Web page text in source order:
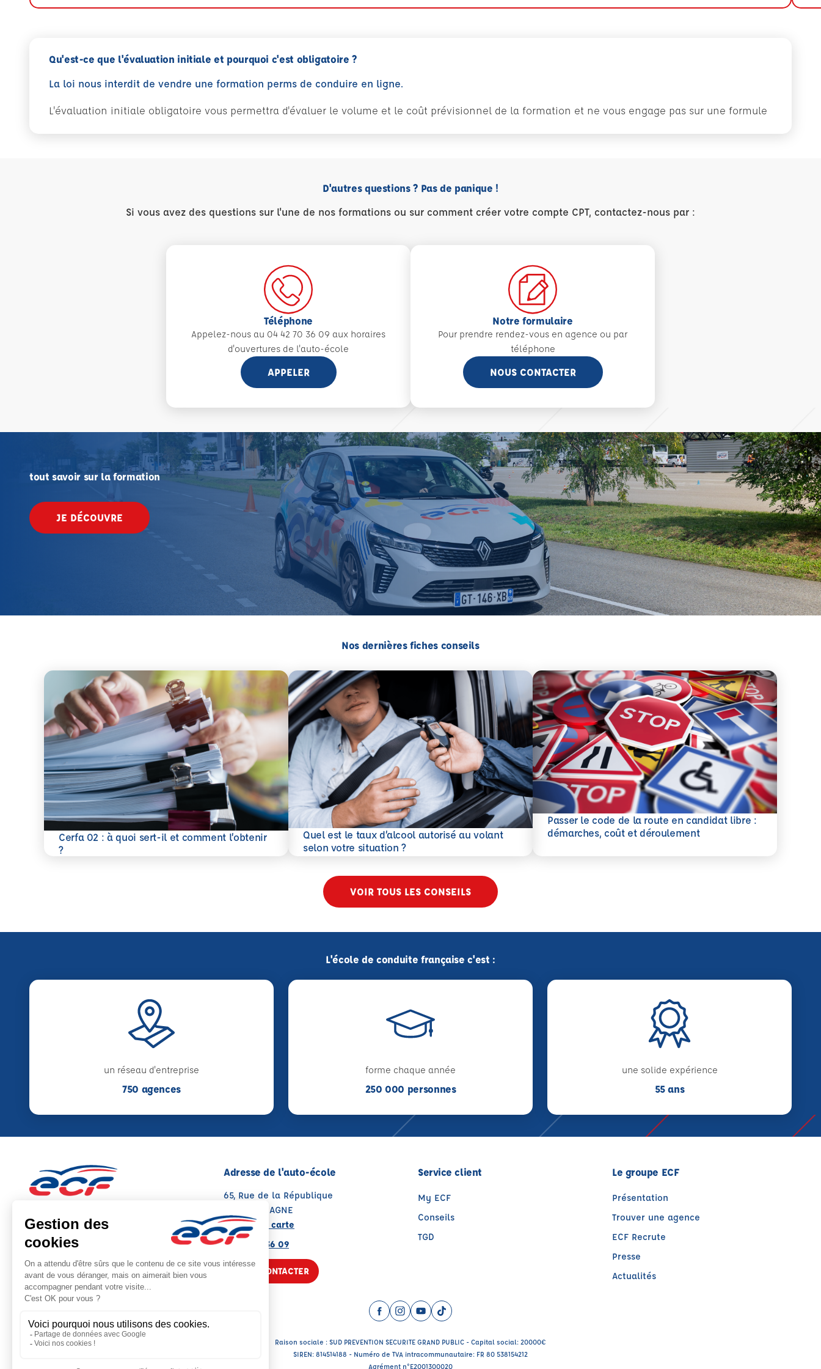
Qu'est-ce que l'évaluation initiale et pourquoi c'est obligatoire ?
La loi nous interdit de vendre une formation perms de conduire en ligne.
L'évaluation initiale obligatoire vous permettra d'évaluer le volume et le coût prévisionnel de la formation et ne vous engage pas sur une formule
D'autres questions ? Pas de panique !
Si vous avez des questions sur l'une de nos formations ou sur comment créer votre compte CPT, contactez-nous par :
Téléphone
Appelez-nous au 04 42 70 36 09 aux horaires
d'ouvertures de l'auto-école
APPELER
Notre formulaire
Pour prendre rendez-vous en agence ou par
téléphone
NOUS CONTACTER
tout savoir sur la formation
JE DÉCOUVRE
Nos dernières fiches conseils
Cerfa 02 : à quoi sert-il et comment l’obtenir
?
En savoir plus
Quel est le taux d’alcool autorisé au volant
selon votre situation ?
En savoir plus
Passer le code de la route en candidat libre :
démarches, coût et déroulement
En savoir plus
VOIR TOUS LES CONSEILS
L'école de conduite française c'est :
un réseau d'entreprise
750 agences
forme chaque année
250 000 personnes
une solide expérience
55 ans
Note : 4.6/5
Moyenne calculée sur 65 avis
Adresse de l'auto-école
65, Rue de la République
13400 AUBAGNE
Voir sur la carte
04 42 70 36 09
NOUS CONTACTER
Service client
My ECF
Conseils
TGD
Le groupe ECF
Présentation
Trouver une agence
ECF Recrute
Presse
Actualités
Facebook (nouvelle fenêtre)
Instagram (nouvelle fenêtre)
YouTube (nouvelle fenêtre)
TikTok (nouvelle fenêtre)
Raison sociale : SUD PREVENTION SECURITE GRAND PUBLIC - Capital social: 20000€
SIREN: 814514188 - Numéro de TVA intracommunautaire: FR 80 538154212
Agrément n°E2001300020